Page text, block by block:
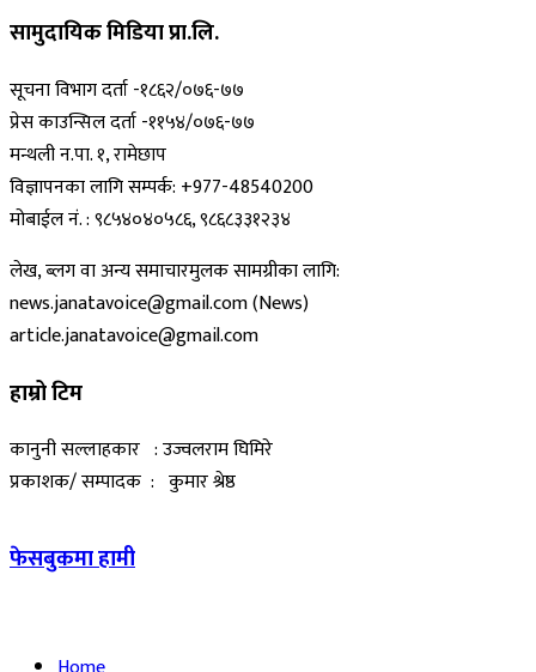
सामुदायिक मिडिया प्रा.लि.
सूचना विभाग दर्ता -१८६२/०७६-७७
प्रेस काउन्सिल दर्ता -११५४/०७६-७७
मन्थली न.पा. १, रामेछाप
विज्ञापनका लागि सम्पर्क: +977-48540200
मोबाईल नं. : ९८५४०४०५८६, ९८६८३३१२३४
लेख, ब्लग वा अन्य समाचारमुलक सामग्रीका लागि:
news.janatavoice@gmail.com (News)
article.janatavoice@gmail.com
हाम्रो टिम
कानुनी सल्लाहकार : उज्वलराम घिमिरे
प्रकाशक/ सम्पादक : कुमार श्रेष्ठ
फेसबुकमा हामी